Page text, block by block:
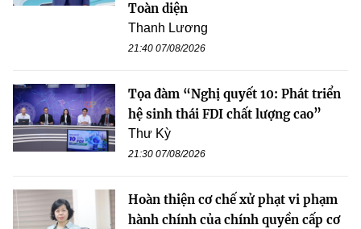
Toàn diện
Thanh Lương
21:40 07/08/2026
Tọa đàm “Nghị quyết 10: Phát triển
hệ sinh thái FDI chất lượng cao”
Thư Kỳ
21:30 07/08/2026
Hoàn thiện cơ chế xử phạt vi phạm
hành chính của chính quyền cấp cơ